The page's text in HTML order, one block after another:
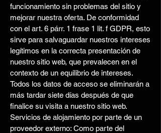
funcionamiento sin problemas del sitio y
mejorar nuestra oferta. De conformidad
con el art. 6 párr. 1 frase 1 lit. f GDPR, esto
sirve para salvaguardar nuestros intereses
legítimos en la correcta presentación de
nuestro sitio web, que prevalecen en el
contexto de un equilibrio de intereses.
Todos los datos de acceso se eliminarán a
más tardar siete días después de que
finalice su visita a nuestro sitio web.
Servicios de alojamiento por parte de un
proveedor externo: Como parte del